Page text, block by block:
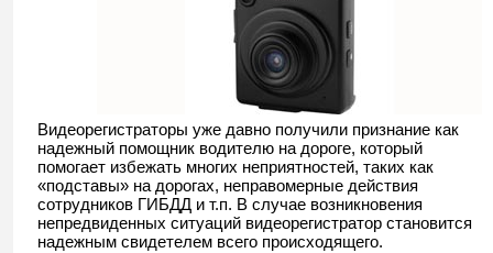
Видеорегистраторы уже давно получили признание как
надежный помощник водителю на дороге, который
помогает избежать многих неприятностей, таких как
«подставы» на дорогах, неправомерные действия
сотрудников ГИБДД и т.п. В случае возникновения
непредвиденных ситуаций видеорегистратор становится
надежным свидетелем всего происходящего.